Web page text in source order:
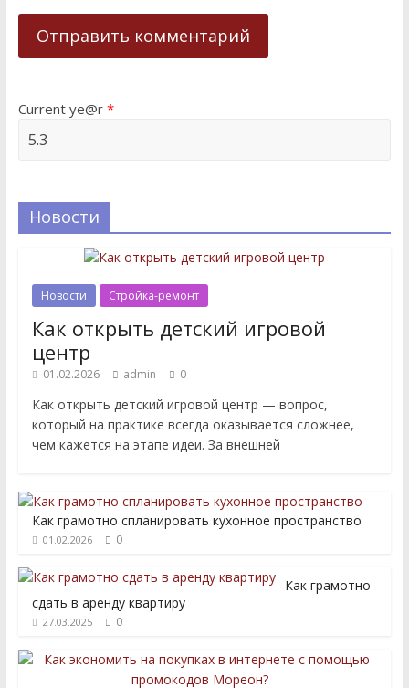
Current ye@r *
Новости
Новости Стройка-ремонт
Как открыть детский игровой
центр
01.02.2026 admin 0
Как открыть детский игровой центр — вопрос,
который на практике всегда оказывается сложнее,
чем кажется на этапе идеи. За внешней
Как грамотно спланировать кухонное пространство
01.02.2026 0
Как грамотно
сдать в аренду квартиру
27.03.2025 0